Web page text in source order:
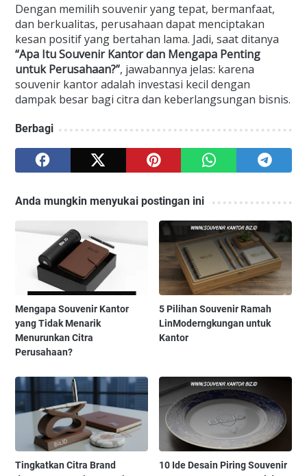
Dengan memilih souvenir yang tepat, bermanfaat,
dan berkualitas, perusahaan dapat menciptakan
kesan positif yang bertahan lama. Jadi, saat ditanya
“Apa Itu Souvenir Kantor dan Mengapa Penting
untuk Perusahaan?”, jawabannya jelas: karena
souvenir kantor adalah investasi kecil dengan
dampak besar bagi citra dan keberlangsungan bisnis.
Berbagi
Anda mungkin menyukai postingan ini
Mengapa Souvenir Kantor
yang Tidak Menarik
Menurunkan Citra
Perusahaan?
5 Pilihan Souvenir Ramah
LinModerngkungan untuk
Kantor
Tingkatkan Citra Brand
10 Ide Desain Piring Souvenir